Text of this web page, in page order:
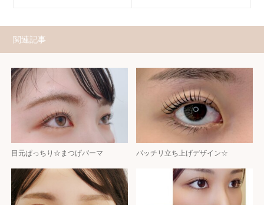
関連記事
目元ぱっちり☆まつげパーマ パッチリ立ち上げデザイン☆